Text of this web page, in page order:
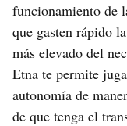
funcionamiento de
que gasten rápido
más elevado del
Etna te permite
autonomía de
de que tenga el